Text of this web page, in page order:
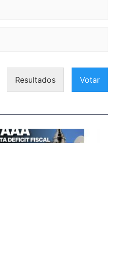
Resultados Votar